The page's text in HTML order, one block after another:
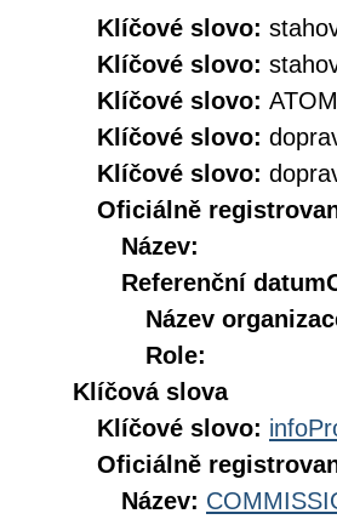
Klíčové slovo:
Klíčové slovo:
Klíčové slovo: ATOM
Klíčové slovo:
Klíčové slovo:
Oficiálně
Název:
Referenční datum
Název
Role:
Klíčová slova
Klíčové slovo:
Oficiálně
Název: